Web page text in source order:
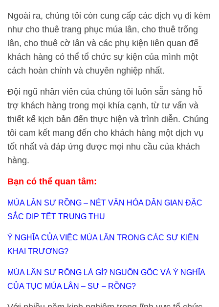
Ngoài ra, chúng tôi còn cung cấp các dịch vụ đi kèm
như cho thuê trang phục múa lân, cho thuê trống
lân, cho thuê cờ lân và các phụ kiện liên quan để
khách hàng có thể tổ chức sự kiện của mình một
cách hoàn chỉnh và chuyên nghiệp nhất.
Đội ngũ nhân viên của chúng tôi luôn sẵn sàng hỗ
trợ khách hàng trong mọi khía cạnh, từ tư vấn và
thiết kế kịch bản đến thực hiện và trình diễn. Chúng
tôi cam kết mang đến cho khách hàng một dịch vụ
tốt nhất và đáp ứng được mọi nhu cầu của khách
hàng.
Bạn có thể quan tâm:
MÚA LÂN SƯ RỒNG – NÉT VĂN HÓA DÂN GIAN ĐẶC
SẮC DỊP TẾT TRUNG THU
Ý NGHĨA CỦA VIỆC MÚA LÂN TRONG CÁC SỰ KIỆN
KHAI TRƯƠNG?
MÚA LÂN SƯ RỒNG LÀ GÌ? NGUỒN GỐC VÀ Ý NGHĨA
CỦA TỤC MÚA LÂN – SƯ – RỒNG?